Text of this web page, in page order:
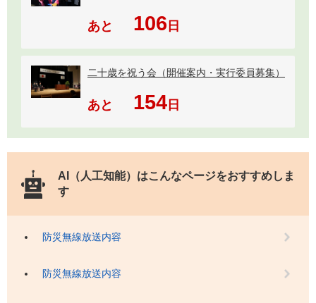
あと 106 日
二十歳を祝う会（開催案内・実行委員募集）
あと 154日
AI（人工知能）はこんなページをおすすめしま
す
防災無線放送内容
防災無線放送内容